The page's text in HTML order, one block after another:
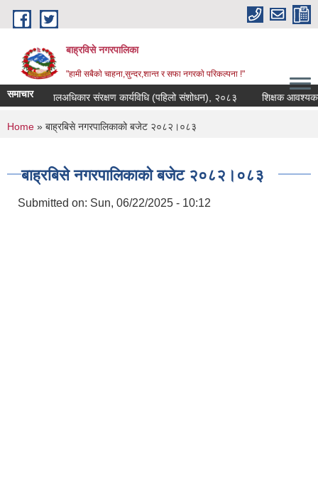
Skip to main content
बाह्रविसे नगरपालिका
"हामी सबैकाे चाहना,सुन्दर,शान्त र सफा नगरकाे परिकल्पना !"
समाचार
तथा बालअधिकार संरक्षण कार्यविधि (पहिलो संशोधन), २०८३ शिक्षक आवश्यकता
You are here
Home » बाह्रबिसे नगरपालिकाको बजेट २०८२।०८३
बाह्रबिसे नगरपालिकाको बजेट २०८२।०८३
Submitted on: Sun, 06/22/2025 - 10:12